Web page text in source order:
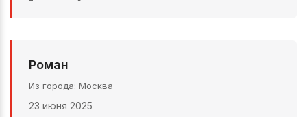
Роман
Из города Москва
23 июня 2025